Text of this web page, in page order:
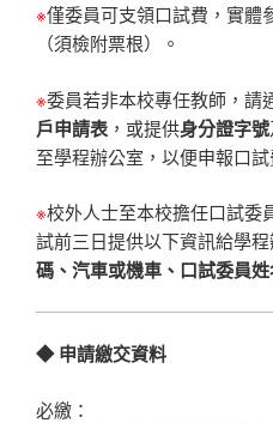
※僅委員可支領口試費，實體
（須檢附票根）。
※委員若非本校專任教師，請
戶申請表 ，或提供身分證字號
至學程辦公室，以便申報口試
※校外人士至本校擔任口試委
試前三日提供以下資訊給學程
碼、汽車或機車、口試委員姓
◆ 申請繳交資料
必繳：